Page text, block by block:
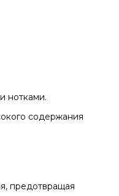
нотками.
содержания
предотвращая